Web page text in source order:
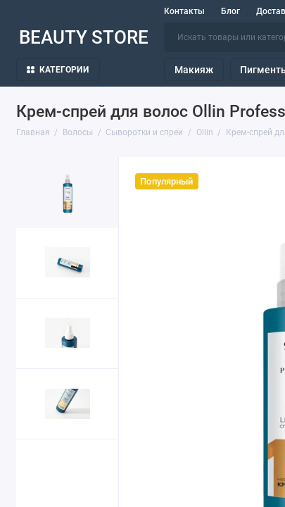
Контакты Блог
BEAUTY STORE
КАТЕГОРИИ Макияж
Крем-спрей для волос Ollin
Главная Волосы Сыворотки и спреи Ollin Крем-спрей
Популярный